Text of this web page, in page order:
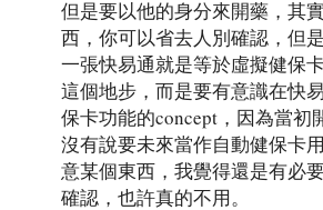
但是要以他的身分來開藥，其
西，你可以省去人別確認，但
一張快易通就是等於虛擬健保
這個地步，而是要有意識在快
保卡功能的concept，因為當初
沒有說要未來當作自動健保卡
意某個東西，我覺得還是有必
確認，也許真的不用。